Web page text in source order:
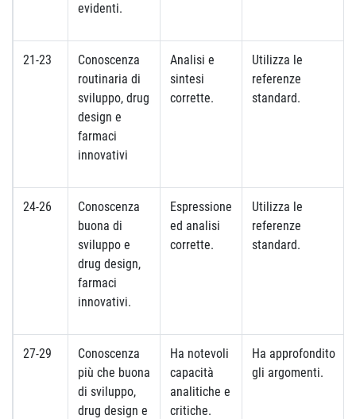
evidenti.
21-23
Conoscenza
routinaria di
sviluppo, drug
design e
farmaci
innovativi
Analisi e
sintesi
corrette.
Utilizza le
referenze
standard.
24-26
Conoscenza
buona di
sviluppo e
drug design,
farmaci
innovativi.
Espressione
ed analisi
corrette.
Utilizza le
referenze
standard.
27-29
Conoscenza
più che buona
di sviluppo,
drug design e
Ha notevoli
capacità
analitiche e
critiche.
Ha approfondito
gli argomenti.